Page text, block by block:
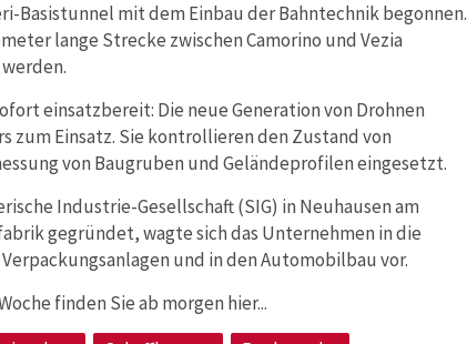
Basistunnel mit dem Einbau der Bahntechnik begonnen.
lange Strecke zwischen Camorino und Vezia
einsatzbereit: Die neue Generation von Drohnen
zum Einsatz. Sie kontrollieren den Zustand von
von Baugruben und Geländeprofilen eingesetzt.
Industrie-Gesellschaft (SIG) in Neuhausen am
gegründet, wagte sich das Unternehmen in die
und in den Automobilbau vor.
finden Sie ab morgen hier...